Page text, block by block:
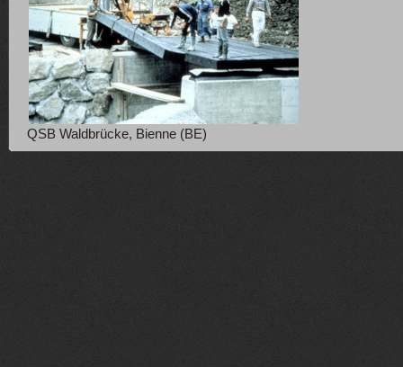
QSB Waldbrücke, Bienne (BE)